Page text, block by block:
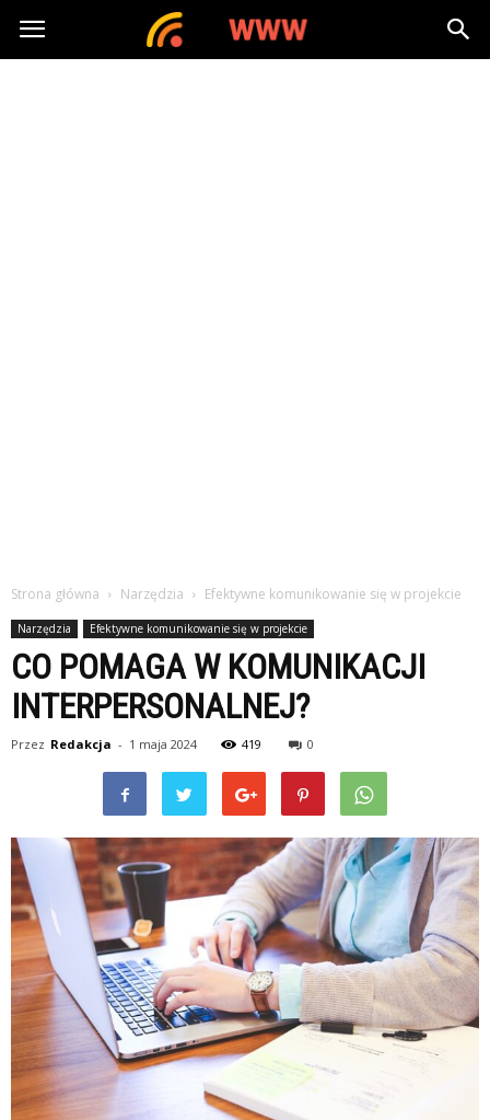
nawww.pl
Strona główna Narzędzia Efektywne komunikowanie się w projekcie
Narzędzia Efektywne komunikowanie się w projekcie
CO POMAGA W KOMUNIKACJI
INTERPERSONALNEJ?
Przez Redakcja - 1 maja 2024 419 0